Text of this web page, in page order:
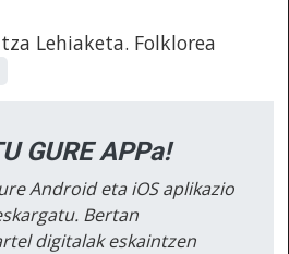
Lehiaketa. Folklorea
GURE APPa!
Android eta iOS aplikazio
Bertan
digitalak eskaintzen